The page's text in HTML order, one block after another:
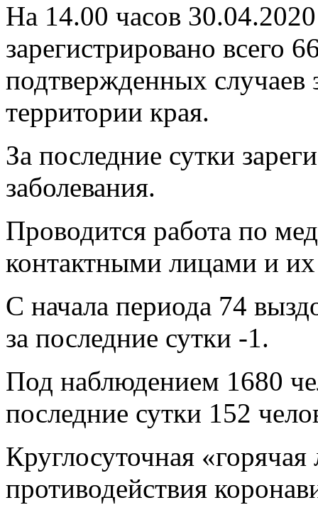
На 14.00 часов
зарегистрировано всего
подтвержденных случаев
территории края.
За последние сутки
заболевания.
Проводится работа по
контактными лицами и
С начала периода 74
за последние сутки -1.
Под наблюдением 1680
последние сутки 152
Круглосуточная
противодействия